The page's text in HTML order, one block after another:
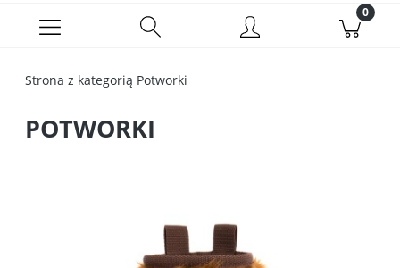
Strona z kategorią Potworki
POTWORKI